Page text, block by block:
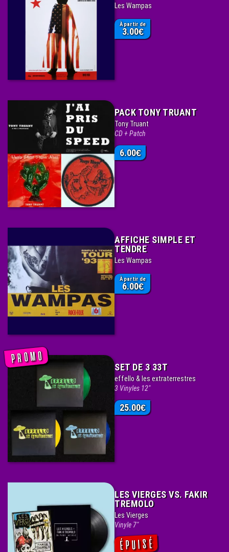
Les Wampas
À partir de
3.00€
PACK TONY TRUANT
Tony Truant
CD + Patch
6.00€
AFFICHE SIMPLE ET
TENDRE
Les Wampas
À partir de
6.00€
SET DE 3 33T
effello & les extraterrestres
3 Vinyles 12"
25.00€
LES VIERGES VS. FAKIR
TREMOLO
Les Vierges
Vinyle 7"